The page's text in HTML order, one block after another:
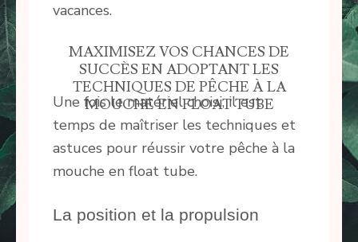
vacances.
MAXIMISEZ VOS CHANCES DE
SUCCÈS EN ADOPTANT LES
TECHNIQUES DE PÊCHE À LA
MOUCHE EN FLOAT TUBE
Une fois le matériel choisi, il est
temps de maîtriser les techniques et
astuces pour réussir votre pêche à la
mouche en float tube.
La position et la propulsion